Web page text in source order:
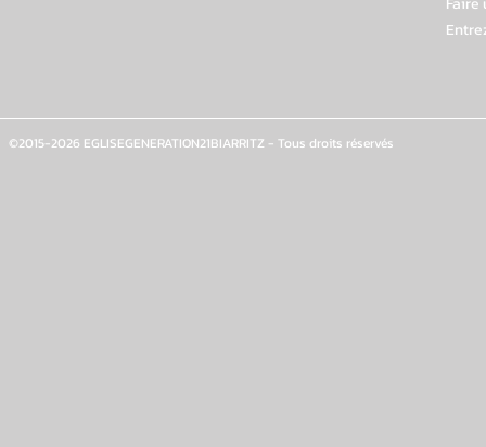
©2015-2026 EGLISEGENERATION21BIARRITZ - Tous droits réservés